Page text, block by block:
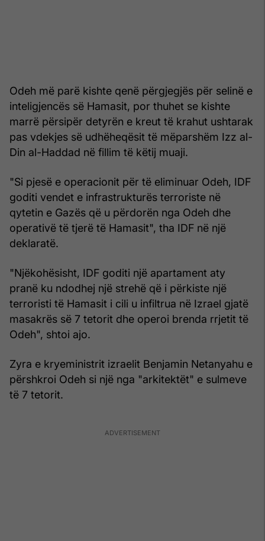
Odeh më parë kishte qenë përgjegjës për selinë e
inteligjencës së Hamasit, por thuhet se kishte
marrë përsipër detyrën e kreut të krahut ushtarak
pas vdekjes së udhëheqësit të mëparshëm Izz al-
Din al-Haddad në fillim të këtij muaji.
"Si pjesë e operacionit për të eliminuar Odeh, IDF
goditi vendet e infrastrukturës terroriste në
qytetin e Gazës që u përdorën nga Odeh dhe
operativë të tjerë të Hamasit", tha IDF në një
deklaratë.
"Njëkohësisht, IDF goditi një apartament aty
pranë ku ndodhej një strehë që i përkiste një
terroristi të Hamasit i cili u infiltrua në Izrael gjatë
masakrës së 7 tetorit dhe operoi brenda rrjetit të
Odeh", shtoi ajo.
Zyra e kryeministrit izraelit Benjamin Netanyahu e
përshkroi Odeh si një nga "arkitektët" e sulmeve
të 7 tetorit.